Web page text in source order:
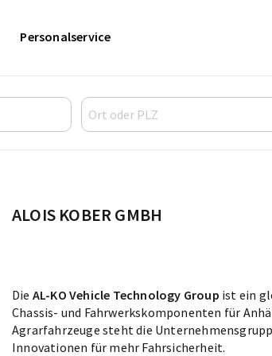
Personalservice
ALOIS KOBER GMBH​
Die AL-KO Vehicle Technology Group ist ein
Chassis- und Fahrwerkskomponenten für
Agrarfahrzeuge steht die
Innovationen für mehr Fahrsicherheit.